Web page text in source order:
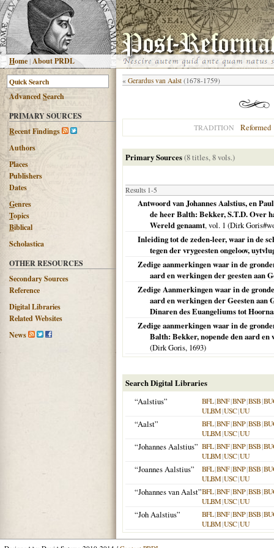
Home |About PRDL
AdvancedSearch
PRIMARY SOURCES
Recent Findings
Authors
Places
Publishers
Dates
Genres
Topics
Biblical
Scholastica
OTHER RESOURCES
Secondary Sources
Reference
Digital Libraries
Related Websites
News
« Gerardus van Aalst (1678-1759)
TRADITION Reformed
Primary Sources(8 titles, 8 vols.)
Results 1-5
Antwoord van Johannes Aalstius, en
de heer Balth: Bekker, S.T.D. Over
Wereld genaamt, vol. 1 (Dirk
Inleiding tot de zeden-leer, waar in de
tegen der vrygeesten ongeloov,
Zedige aanmerkingen waar in de
aard en werkingen der geesten aan
Zedige Aanmerkingen waar in de
aard en werkingen der Geesten aan
Dinaren des Euangeliums tot
Zedige aanmerkingen waar in de
Balth: Bekker, nopende den aard en
(Dirk Goris, 1693)
Search Digital Libraries
“Aalstius”
BFL|BNF|BNP|BSB|
ULBM|USC|UU
“Aalst” BFL|BNF|BNP|BSB|
ULBM|USC|UU
“Johannes Aalstius” BFL|BNF|BNP|BSB|
ULBM|USC|UU
“Joannes Aalstius” BFL|BNF|BNP|BSB|
ULBM|USC|UU
“Johannes van Aalst”BFL|BNF|BNP|BSB|
ULBM|USC|UU
“Joh Aalstius” BFL|BNF|BNP|BSB|
ULBM|USC|UU